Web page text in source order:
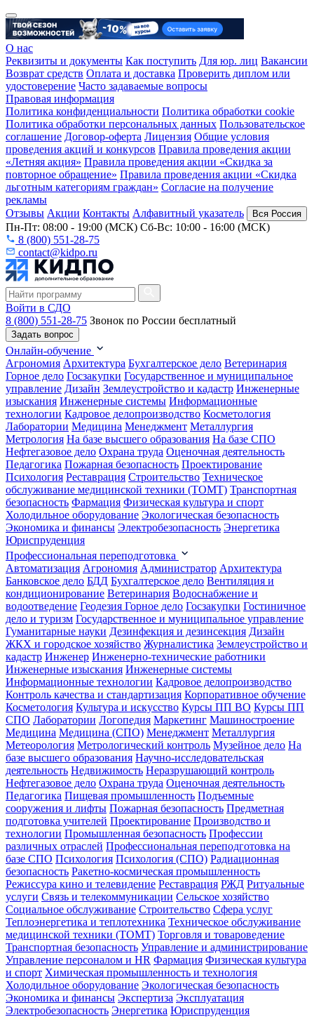
О нас
Реквизиты и документы Как поступить Для юр. лиц Вакансии
Возврат средств Оплата и доставка Проверить диплом или
удостоверение Часто задаваемые вопросы
Правовая информация
Политика конфиденциальности Политика обработки cookie
Политика обработки персональных данных Пользовательское
соглашение Договор-оферта Лицензия Общие условия
проведения акций и конкурсов Правила проведения акции
«Летняя акция» Правила проведения акции «Скидка за
повторное обращение» Правила проведения акции «Скидка
льготным категориям граждан» Согласие на получение
рекламы
Отзывы Акции Контакты Алфавитный указатель Вся Россия
Пн-Пт: 08:00 - 19:00 (МСК) Сб-Вс: 10:00 - 16:00 (МСК)
8 (800) 551-28-75
contact@kidpo.ru
Войти в СДО
8 (800) 551-28-75 Звонок по России бесплатный
Задать вопрос
Онлайн-обучение
Агрономия Архитектура Бухгалтерское дело Ветеринария
Горное дело Госзакупки Государственное и муниципальное
управление Дизайн Землеустройство и кадастр Инженерные
изыскания Инженерные системы Информационные
технологии Кадровое делопроизводство Косметология
Лаборатории Медицина Менеджмент Металлургия
Метрология На базе высшего образования На базе СПО
Нефтегазовое дело Охрана труда Оценочная деятельность
Педагогика Пожарная безопасность Проектирование
Психология Реставрация Строительство Техническое
обслуживание медицинской техники (ТОМТ) Транспортная
безопасность Фармация Физическая культура и спорт
Холодильное оборудование Экологическая безопасность
Экономика и финансы Электробезопасность Энергетика
Юриспруденция
Профессиональная переподготовка
Автоматизация Агрономия Администратор Архитектура
Банковское дело БДД Бухгалтерское дело Вентиляция и
кондиционирование Ветеринария Водоснабжение и
водоотведение Геодезия Горное дело Госзакупки Гостиничное
дело и туризм Государственное и муниципальное управление
Гуманитарные науки Дезинфекция и дезинсекция Дизайн
ЖКХ и городское хозяйство Журналистика Землеустройство и
кадастр Инженер Инженерно-технические работники
Инженерные изыскания Инженерные системы
Информационные технологии Кадровое делопроизводство
Контроль качества и стандартизация Корпоративное обучение
Косметология Культура и искусство Курсы ПП ВО Курсы ПП
СПО Лаборатории Логопедия Маркетинг Машиностроение
Медицина Медицина (СПО) Менеджмент Металлургия
Метеорология Метрологический контроль Музейное дело На
базе высшего образования Научно-исследовательская
деятельность Недвижимость Неразрушающий контроль
Нефтегазовое дело Охрана труда Оценочная деятельность
Педагогика Пищевая промышленность Подъемные
сооружения и лифты Пожарная безопасность Предметная
подготовка учителей Проектирование Производство и
технологии Промышленная безопасность Профессии
различных отраслей Профессиональная переподготовка на
базе СПО Психология Психология (СПО) Радиационная
безопасность Ракетно-космическая промышленность
Режиссура кино и телевидение Реставрация РЖД Ритуальные
услуги Связь и телекоммуникации Сельское хозяйство
Социальное обслуживание Строительство Сфера услуг
Теплоэнергетика и теплотехника Техническое обслуживание
медицинской техники (ТОМТ) Торговля и товароведение
Транспортная безопасность Управление и администрирование
Управление персоналом и HR Фармация Физическая культура
и спорт Химическая промышленность и технология
Холодильное оборудование Экологическая безопасность
Экономика и финансы Экспертиза Эксплуатация
Электробезопасность Энергетика Юриспруденция